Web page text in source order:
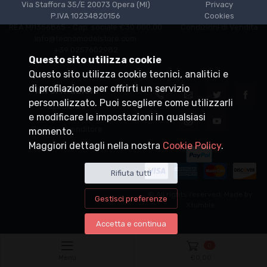
Via Staffora 35/E 20073 Opera (MI)
P.IVA 10234820156
REA MI1356865 - Cap. sociale €30.000,00
Privacy
Cookies
Condizioni di Vendita
Informazioni
Spedizioni
Punti vendita
Diventa rivenditore
Questo sito utilizza cookie
Questo sito utilizza cookie tecnici, analitici e
di profilazione per offrirti un servizio
personalizzato. Puoi scegliere come utilizzarli
e modificare le impostazioni in qualsiasi
momento.
Maggiori dettagli nella nostra Cookie Policy.
Rifiuta tutti
Gestisci preferenze
Accetta e continua